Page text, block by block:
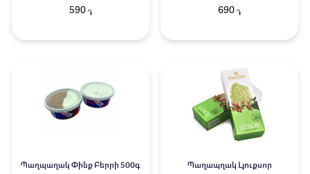
590֏
60գ
690 ֏
Պաղպաղակ Փինք Բերրի 500գ
Պաղապղակ Լյուքսոր